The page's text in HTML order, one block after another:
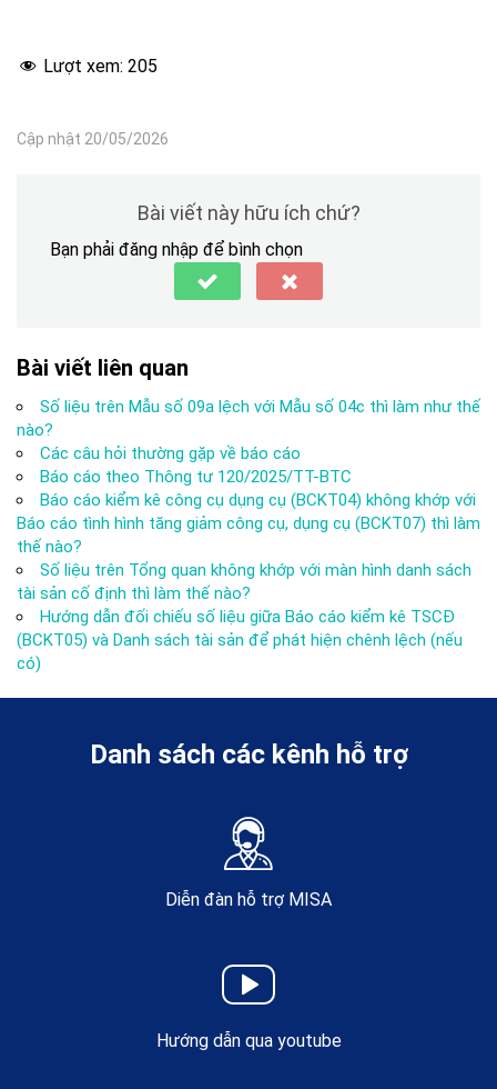
Lượt xem: 205
Cập nhật 20/05/2026
Bài viết này hữu ích chứ?
Bạn phải đăng nhập để bình chọn
Bài viết liên quan
Số liệu trên Mẫu số 09a lệch với Mẫu số 04c thì làm như thế
nào?
Các câu hỏi thường gặp về báo cáo
Báo cáo theo Thông tư 120/2025/TT-BTC
Báo cáo kiểm kê công cụ dụng cụ (BCKT04) không khớp với
Báo cáo tình hình tăng giảm công cụ, dụng cụ (BCKT07) thì làm
thế nào?
Số liệu trên Tổng quan không khớp với màn hình danh sách
tài sản cố định thì làm thế nào?
Hướng dẫn đối chiếu số liệu giữa Báo cáo kiểm kê TSCĐ
(BCKT05) và Danh sách tài sản để phát hiện chênh lệch (nếu
có)
Danh sách các kênh hỗ trợ
Diễn đàn hỗ trợ MISA
Hướng dẫn qua youtube